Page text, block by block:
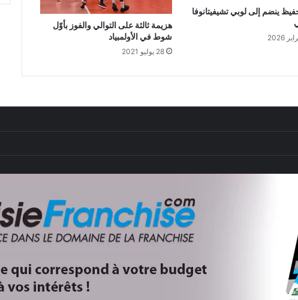
ينضم إلى لوبي تشيفيتانوفا
هزيمة ثالثة على التوالي والفوز بأوّل
شوط في الأولمبياد
28 يوليو 2021